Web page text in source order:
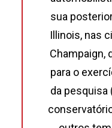
sua
Illinois, nas
Champaign,
para o
da pesquisa